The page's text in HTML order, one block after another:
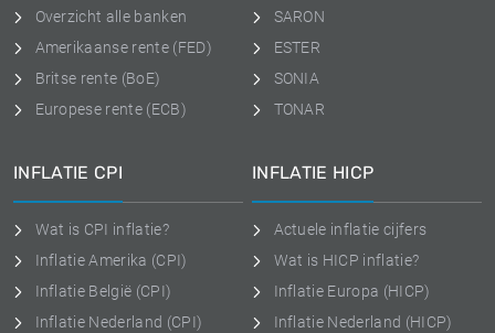
Overzicht alle banken
Amerikaanse rente (FED)
Britse rente (BoE)
Europese rente (ECB)
SARON
ESTER
SONIA
TONAR
INFLATIE CPI
Wat is CPI inflatie?
Inflatie Amerika (CPI)
Inflatie België (CPI)
Inflatie Nederland (CPI)
INFLATIE HICP
Actuele inflatie cijfers
Wat is HICP inflatie?
Inflatie Europa (HICP)
Inflatie Nederland (HICP)